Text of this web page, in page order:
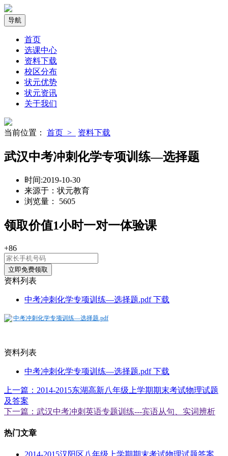
导航
首页
选课中心
资料下载
校区分布
状元优势
状元资讯
关于我们
当前位置： 首页 > 资料下载
武汉中考冲刺化学专项训练—选择题
时间:2019-10-30
来源于： 状元教育
浏览量： 5605
领取价值1小时一对一体验课
+86
资料列表
中考冲刺化学专项训练—选择题.pdf下载
中考冲刺化学专项训练—选择题.pdf
资料列表
中考冲刺化学专项训练—选择题.pdf下载
上一篇：2014-2015东湖高新八年级上学期期末考试物理试题
及答案
下一篇：武汉中考冲刺英语专题训练---宾语从句、实词辨析
热门文章